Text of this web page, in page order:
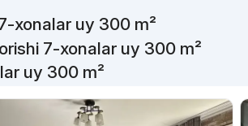
xonalar uy 300 m²
7-xonalar uy 300 m²
uy 300 m²